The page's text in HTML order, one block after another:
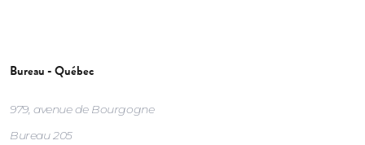
Bureau - Québec
979, avenue de Bourgogne
Bureau 205